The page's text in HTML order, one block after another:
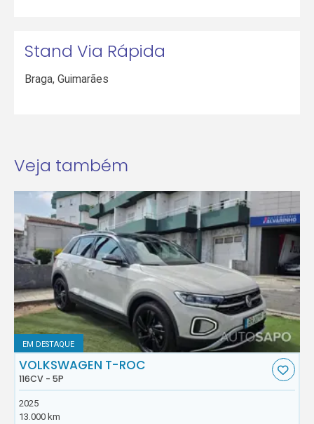
Stand Via Rápida
Braga,Guimarães
Veja também
EM DESTAQUE
VOLKSWAGEN T-ROC
116CV - 5P
2025
13.000 km